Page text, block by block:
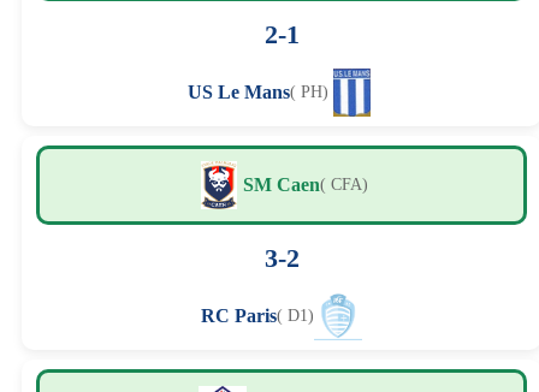
2-1
US Le Mans( PH)
SM Caen( CFA)
3-2
RC Paris( D1)